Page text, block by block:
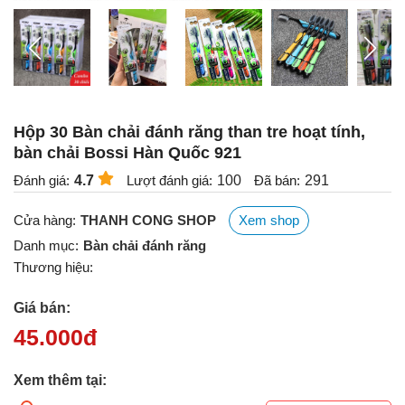
Hộp 30 Bàn chải đánh răng than tre hoạt tính,
bàn chải Bossi Hàn Quốc 921
Đánh giá: 4.7 Lượt đánh giá: 100 Đã bán: 291
Cửa hàng: THANH CONG SHOP
Xem shop
Danh mục: Bàn chải đánh răng
Thương hiệu:
Giá bán:
45.000đ
Xem thêm tại: